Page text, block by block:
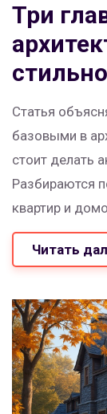
Три
Статья
базовыми в
стоит делать
Разбираются
квартир и
каждый
Материал
интересно и
давно следит
Читать